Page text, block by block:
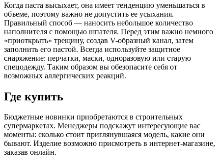
Когда паста высыхает, она имеет тенденцию уменьшаться в
объеме, поэтому важно не допустить ее усыхания.
Правильный способ — наносить небольшое количество
наполнителя с помощью шпателя. Перед этим важно немного
«приоткрыть» трещину, создав V-образный канал, затем
заполнить его пастой. Всегда используйте защитное
снаряжение: перчатки, маски, одноразовую или старую
спецодежду. Таким образом вы обезопасите себя от
возможных аллергических реакций.
Где купить
Бюджетные новинки приобретаются в строительных
супермаркетах. Менеджеры подскажут интересующие вас
моменты: сколько стоит приглянувшаяся модель, какие они
бывают. Изделие возможно присмотреть в интернет-магазине,
заказав онлайн.